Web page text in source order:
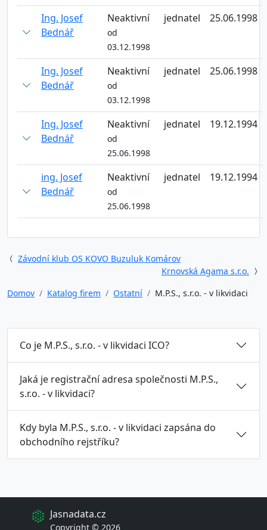
Ing. Josef
Bednář
Neaktivní
od
03.12.1998
jednatel 25.06.1998
Ing. Josef
Bednář
Neaktivní
od
03.12.1998
jednatel 25.06.1998
Ing. Josef
Bednář
Neaktivní
od
25.06.1998
jednatel 19.12.1994
ing. Josef
Bednář
Neaktivní
od
25.06.1998
jednatel 19.12.1994
Závodní klub OS KOVO Buzuluk Komárov
Krnovská Agama s.r.o.
Domov
Katalog firem Ostatní M.P.S., s.r.o. - v likvidaci
Co je M.P.S., s.r.o. - v likvidaci ICO?
Jaká je registrační adresa společnosti M.P.S.,
s.r.o. - v likvidaci?
Kdy byla M.P.S., s.r.o. - v likvidaci zapsána do
obchodního rejstříku?
Jasnadata.cz
Copyright © 2026